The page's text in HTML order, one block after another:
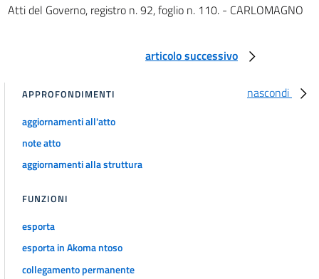
art. 38
art. 39
art. 40
art. 41
art. 42
Atti del Governo, registro n. 92, foglio n. 110. - CARLOMAGNO
articolo successivo
nascondi
APPROFONDIMENTI
aggiornamenti all'atto
note atto
aggiornamenti alla struttura
FUNZIONI
esporta
esporta in Akoma ntoso
collegamento permanente